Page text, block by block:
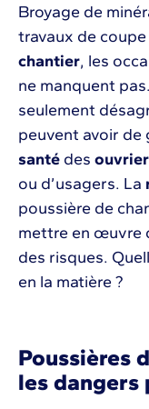
Broyage de
travaux de
chantier, les
ne manquent
seulement
peuvent avoir de
santé des
ou d’usagers. La
poussière de
mettre en œuvre
des risques.
en la matière ?
Poussières
les dangers